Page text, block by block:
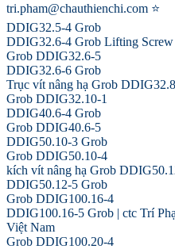
tri.pham@chauthienchi.com ⭐
DDIG32.5-4 Grob
DDIG32.6-4 Grob Lifting Screw
Grob DDIG32.6-5
DDIG32.6-6 Grob
Trục vít nâng hạ Grob
Grob DDIG32.10-1
DDIG40.6-4 Grob
Grob DDIG40.6-5
DDIG50.10-3 Grob
Grob DDIG50.10-4
kích vít nâng hạ Grob
DDIG50.12-5 Grob
Grob DDIG100.16-4
DDIG100.16-5 Grob | ctc Trí
Việt Nam
Grob DDIG100.20-4